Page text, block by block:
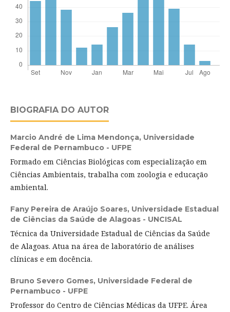
BIOGRAFIA DO AUTOR
Marcio André de Lima Mendonça, Universidade
Federal de Pernambuco - UFPE
Formado em Ciências Biológicas com especialização em
Ciências Ambientais, trabalha com zoologia e educação
ambiental.
Fany Pereira de Araújo Soares, Universidade Estadual
de Ciências da Saúde de Alagoas - UNCISAL
Técnica da Universidade Estadual de Ciências da Saúde
de Alagoas. Atua na área de laboratório de análises
clínicas e em docência.
Bruno Severo Gomes, Universidade Federal de
Pernambuco - UFPE
Professor do Centro de Ciências Médicas da UFPE. Área